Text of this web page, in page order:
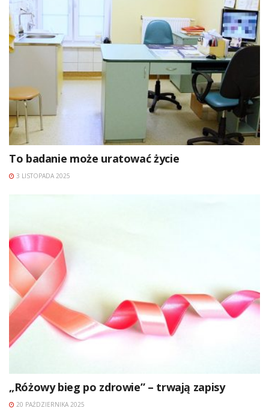
To badanie może uratować życie
3 LISTOPADA 2025
„Różowy bieg po zdrowie” – trwają zapisy
20 PAŹDZIERNIKA 2025